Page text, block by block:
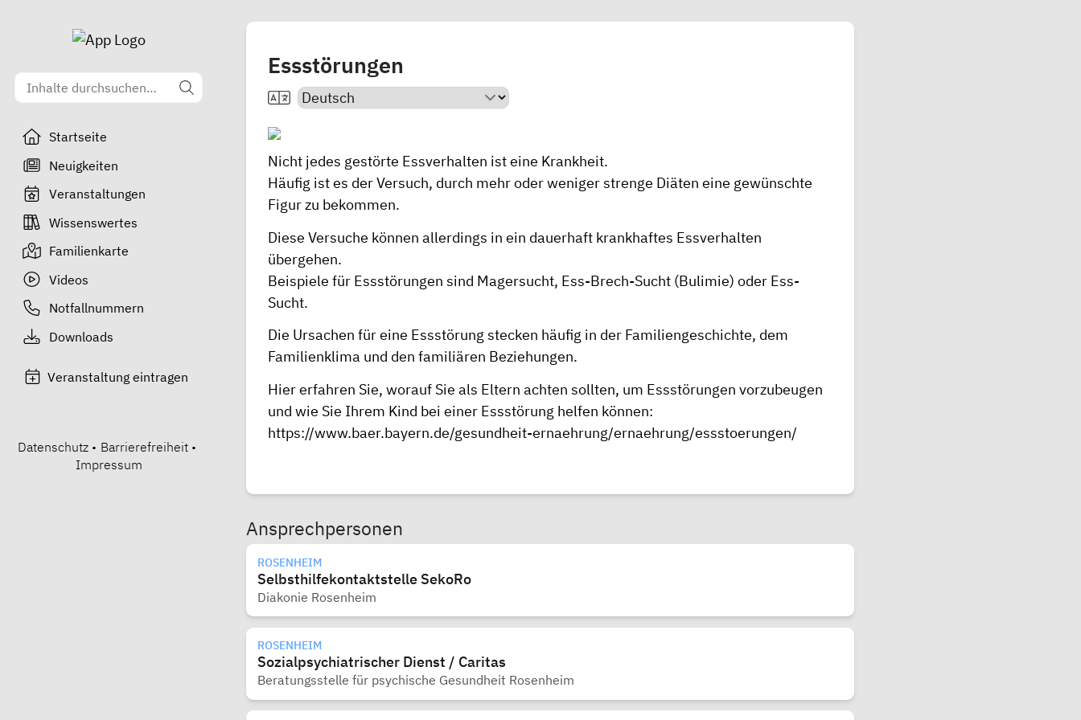
Startseite
Neuigkeiten
Veranstaltungen
Wissenswertes
Familienkarte
Videos
Notfallnummern
Downloads
Veranstaltung eintragen
Datenschutz • Barrierefreiheit •
Impressum
Essstörungen
Nicht jedes gestörte Essverhalten ist eine Krankheit.
Häufig ist es der Versuch, durch mehr oder weniger strenge Diäten eine gewünschte
Figur zu bekommen.
Diese Versuche können allerdings in ein dauerhaft krankhaftes Essverhalten
übergehen.
Beispiele für Essstörungen sind Magersucht, Ess-Brech-Sucht (Bulimie) oder Ess-
Sucht.
Die Ursachen für eine Essstörung stecken häufig in der Familiengeschichte, dem
Familienklima und den familiären Beziehungen.
Hier erfahren Sie, worauf Sie als Eltern achten sollten, um Essstörungen vorzubeugen
und wie Sie Ihrem Kind bei einer Essstörung helfen können:
https://www.baer.bayern.de/gesundheit-ernaehrung/ernaehrung/essstoerungen/
Ansprechpersonen
ROSENHEIM
Selbsthilfekontaktstelle SekoRo
Diakonie Rosenheim
ROSENHEIM
Sozialpsychiatrischer Dienst / Caritas
Beratungsstelle für psychische Gesundheit Rosenheim